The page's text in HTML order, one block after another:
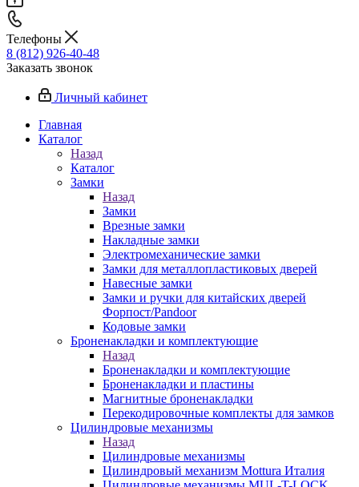
Телефоны
8 (812) 926-40-48
Заказать звонок
Личный кабинет
Главная
Каталог
Назад
Каталог
Замки
Назад
Замки
Врезные замки
Накладные замки
Электромеханические замки
Замки для металлопластиковых дверей
Навесные замки
Замки и ручки для китайских дверей
Форпост/Раndoor
Кодовые замки
Броненакладки и комплектующие
Назад
Броненакладки и комплектующие
Броненакладки и пластины
Магнитные броненакладки
Перекодировочные комплекты для замков
Цилиндровые механизмы
Назад
Цилиндровые механизмы
Цилиндровый механизм Mottura Италия